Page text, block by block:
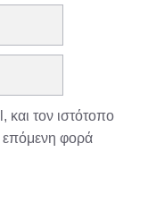
τον ιστότοπο
επόμενη φορά